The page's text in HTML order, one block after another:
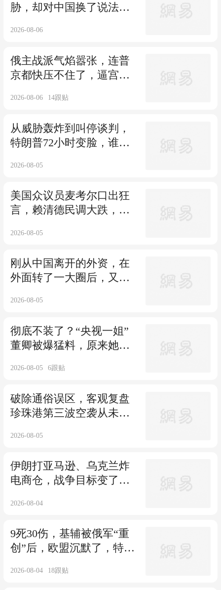
胁，却对中国换了说法，
2026-08-06
俄主战派气焰嚣张，连普
京都快压不住了，逼宫的
2026-08-06 14跟贴
从威胁轰炸到叫停谈判，
特朗普72小时变脸，谁被
2026-08-05
美国众议员麦考尔口出狂
言，赖清德民调大跌，新
2026-08-05
刚从中国离开的外资，在
外面转了一大圈后，又偷
2026-08-05
彻底不装了？“央视一姐”
董卿被爆猛料，原来她和
2026-08-05 6跟贴
破除通俗误区，客观复盘
珍珠港第三波空袭从未落
2026-08-05
伊朗打亚马逊、乌克兰炸
电商仓，战争目标变了，
2026-08-04
9死30伤，基辅被俄军“重
创”后，欧盟沉默了，特朗
2026-08-04 18跟贴